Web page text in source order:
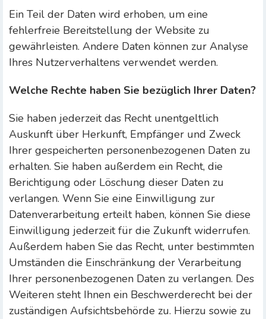
Ein Teil der Daten wird erhoben, um eine
fehlerfreie Bereitstellung der Website zu
gewährleisten. Andere Daten können zur Analyse
Ihres Nutzerverhaltens verwendet werden.
Welche Rechte haben Sie bezüglich Ihrer Daten?
Sie haben jederzeit das Recht unentgeltlich
Auskunft über Herkunft, Empfänger und Zweck
Ihrer gespeicherten personenbezogenen Daten zu
erhalten. Sie haben außerdem ein Recht, die
Berichtigung oder Löschung dieser Daten zu
verlangen. Wenn Sie eine Einwilligung zur
Datenverarbeitung erteilt haben, können Sie diese
Einwilligung jederzeit für die Zukunft widerrufen.
Außerdem haben Sie das Recht, unter bestimmten
Umständen die Einschränkung der Verarbeitung
Ihrer personenbezogenen Daten zu verlangen. Des
Weiteren steht Ihnen ein Beschwerderecht bei der
zuständigen Aufsichtsbehörde zu. Hierzu sowie zu